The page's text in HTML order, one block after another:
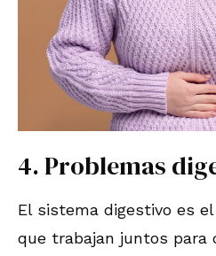
4. Problemas
El sistema digestivo es
que trabajan juntos para